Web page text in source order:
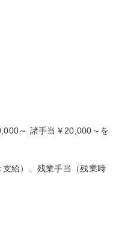
～ 諸手当￥20,000～を
給）、残業手当（残業時